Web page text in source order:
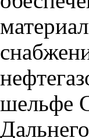
шельфе